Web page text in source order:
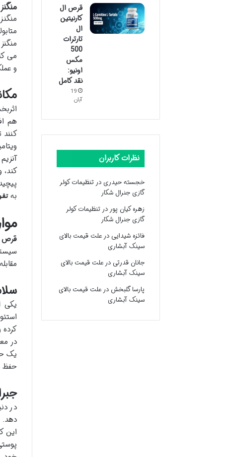
می
و
هم
به
قرص
یکی
در
یک
حفظ
در
این
قرص ال
کارنیتین
ال
تارترات
500
مکس
اونیو:
نقد کامل
19
آبان
نظرات کاربران
خجسته حیدریدرتنظیمات کولر
گازی جنرال شکار
زهره کیان پور درتنظیمات کولر
گازی جنرال شکار
فائزه شیداییدرعلت قیمت بالای
سینک آبشاری
جانان قدرتیدرعلت قیمت بالای
سینک آبشاری
پارسا گلبخش درعلت قیمت بالای
سینک آبشاری